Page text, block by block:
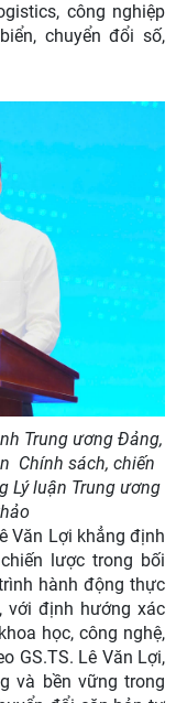
công nghiệp
chuyển đổi số,
Trung ương Đảng,
Chính sách, chiến
Lý luận Trung ương
Văn Lợi khẳng định
lược trong bối
hành động thực
với định hướng xác
học, công nghệ,
GS.TS. Lê Văn Lợi,
và bền vững trong